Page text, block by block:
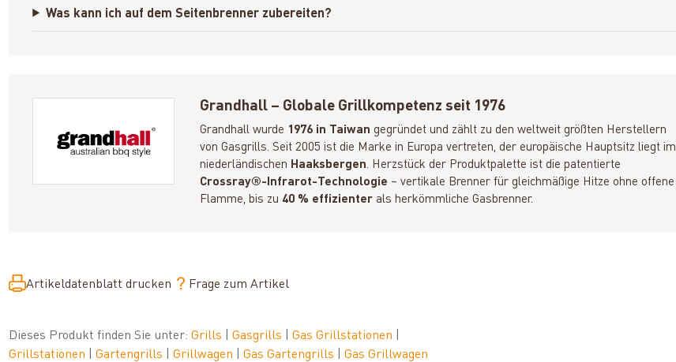
Was kann ich auf dem Seitenbrenner zubereiten?
Grandhall – Globale Grillkompetenz seit 1976
Grandhall wurde 1976 in Taiwan gegründet und zählt zu den weltweit größten Herstellern
von Gasgrills. Seit 2005 ist die Marke in Europa vertreten, der europäische Hauptsitz liegt im
niederländischen Haaksbergen. Herzstück der Produktpalette ist die patentierte
Crossray®-Infrarot-Technologie – vertikale Brenner für gleichmäßige Hitze ohne offene
Flamme, bis zu 40 % effizienter als herkömmliche Gasbrenner.
Artikeldatenblatt drucken Frage zum Artikel
Dieses Produkt finden Sie unter:Grills |Gasgrills |Gas Grillstationen
Grillstationen
|Gartengrills |Grillwagen |Gas Gartengrills |Gas Grillwagen